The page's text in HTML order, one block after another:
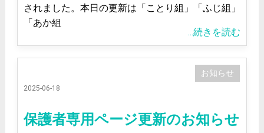
されました。本日の更新は「ことり組」「ふじ組」
「あか組
...続きを読む
2025-06-18
保護者専用ページ更新のお知らせ
お知らせ